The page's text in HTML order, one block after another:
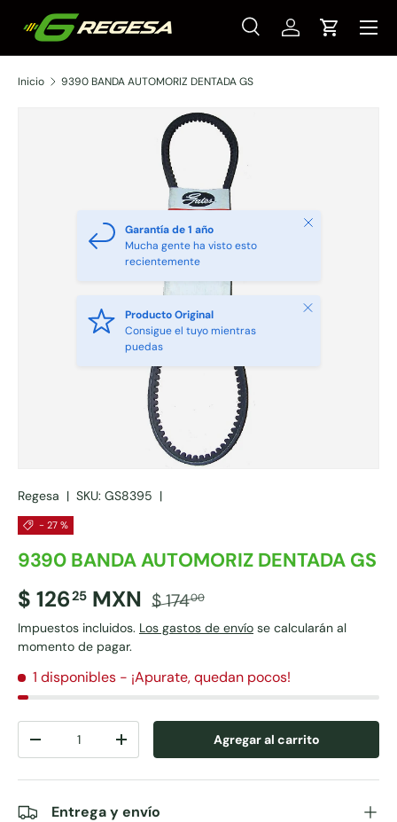
Ir al contenido
Buscar
Tipo de producto
BuscarIniciar sesión
Carrito
Menú
Inicio 9390 BANDA AUTOMORIZ DENTADA GS
Garantía de 1 año
Mucha gente ha visto esto
recientemente
Cerrar
Producto Original
Consigue el tuyo mientras
puedas
Cerrar
Regesa | SKU: GS8395 |
- 27 %
9390 BANDA AUTOMORIZ DENTADA GS
$ 12625 MXN $ 17400
Impuestos incluidos. Los gastos de envío se calcularán al
momento de pagar.
1 disponibles - ¡Apurate, quedan pocos!
-
+ Agregar al carrito
Entrega y envío